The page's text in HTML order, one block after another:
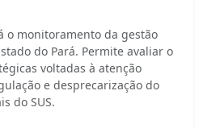
o monitoramento da gestão
do Pará. Permite avaliar o
voltadas à atenção
e desprecarização do
do SUS.